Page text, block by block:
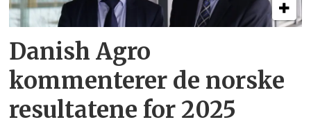
Danish Agro
kommenterer de norske
resultatene for 2025